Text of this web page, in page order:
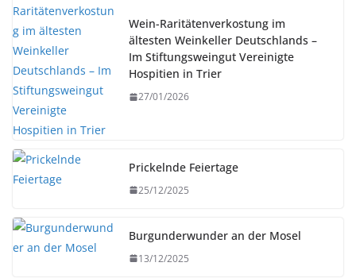
Wein-Raritätenverkostung im
ältesten Weinkeller Deutschlands –
Im Stiftungsweingut Vereinigte
Hospitien in Trier
27/01/2026
Prickelnde Feiertage
25/12/2025
Burgunderwunder an der Mosel
13/12/2025